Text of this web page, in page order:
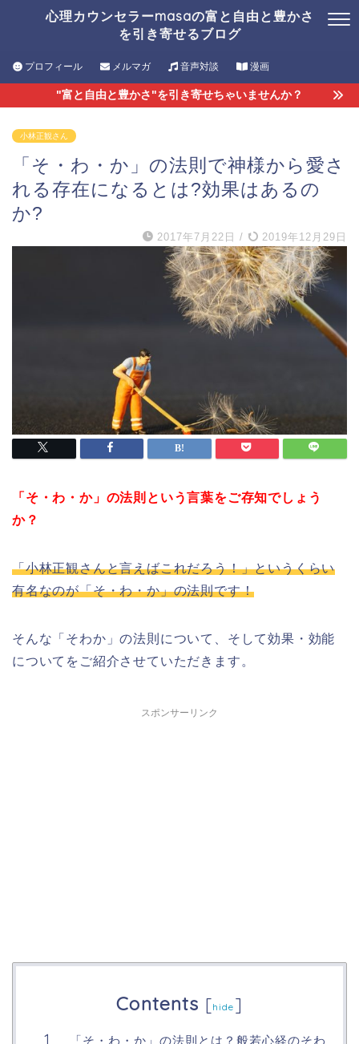
心理カウンセラーmasaの富と自由と豊かさ
を引き寄せるブログ
プロフィール メルマガ 音声対談 漫画
"富と自由と豊かさ"を引き寄せちゃいませんか？
小林正観さん
「そ・わ・か」の法則で神様から愛さ
れる存在になるとは?効果はあるの
か?
2017年7月22日 / 2019年12月29日
「そ・わ・か」の法則という言葉をご存知でしょう
か？
「小林正観さんと言えばこれだろう！」というくらい
有名なのが「そ・わ・か」の法則です！
そんな「そわか」の法則について、そして効果・効能
についてをご紹介させていただきます。
スポンサーリンク
Contents [hide ]
「そ・わ・か」の法則とは？般若心経のそわ